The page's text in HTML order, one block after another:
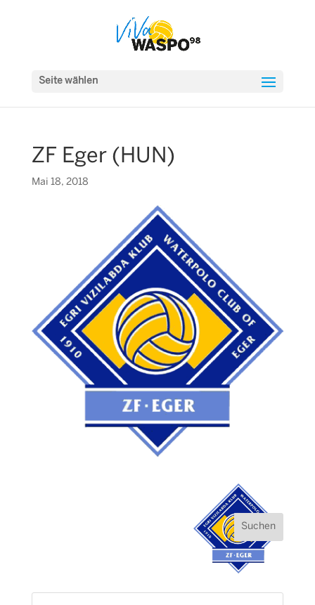
Seite wählen
ZF Eger (HUN)
Mai 18, 2018